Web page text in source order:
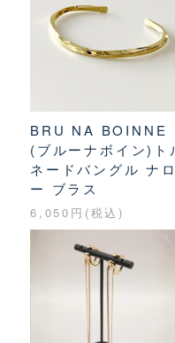
BRU NA BOINNE
(ブルーナボイン)ト
ネードバングル ナロ
ー ブラス
6,050円(税込)